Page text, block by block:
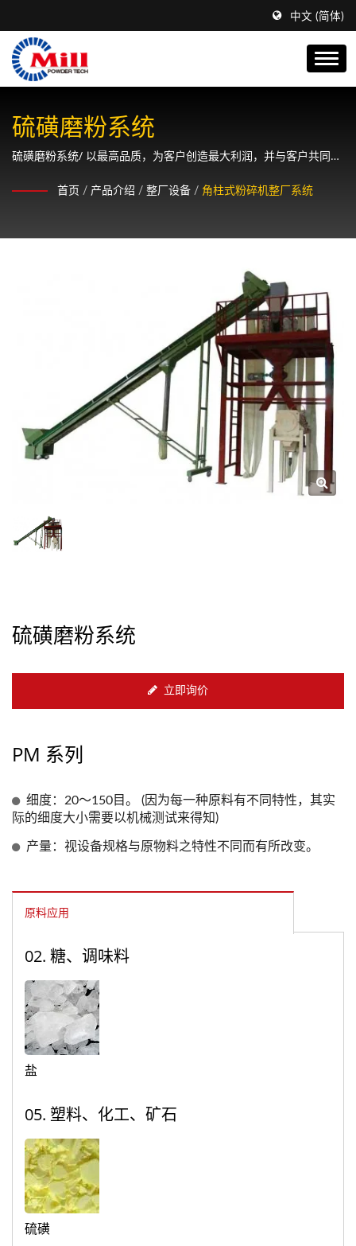
中文 (简体)
硫磺磨粉系统
硫磺磨粉系统/ 以最高品质，为客户创造最大利润，并与客户共同成
首页 / 产品介绍 / 整厂设备 / 角柱式粉碎机整厂系统
硫磺磨粉系统
立即询价
PM 系列
细度：20～150目。 (因为每一种原料有不同特性，其实
际的细度大小需要以机械测试来得知)
产量：视设备规格与原物料之特性不同而有所改变。
原料应用
02. 糖、调味料
盐
05. 塑料、化工、矿石
硫磺